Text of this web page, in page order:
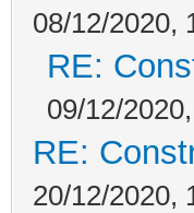
08/12/2020,
RE:
09/12/
RE:
20/12/2020,